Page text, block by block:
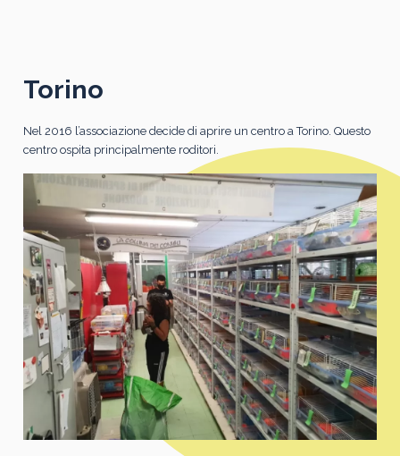
Torino
Nel 2016 l’associazione decide di aprire un centro a Torino. Questo
centro ospita principalmente roditori.